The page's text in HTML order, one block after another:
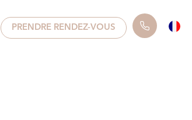
PRENDRE RENDEZ-VOUS